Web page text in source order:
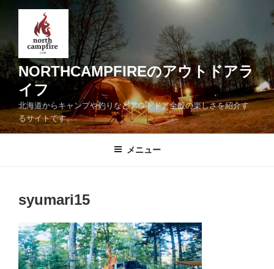
ン
ツ
へ
キ
ッ
NORTHCAMPFIREのアウトドアラ
イフ
北海道からキャンプや釣りなどアウトドア全般の楽しさを紹介す
るサイトです。
メニュー
syumari15